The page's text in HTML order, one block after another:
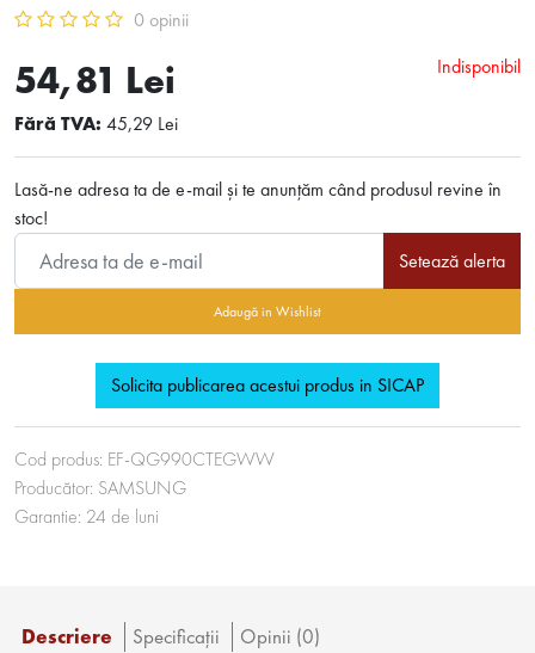
0 opinii
Indisponibil
54,81 Lei
Fără TVA: 45,29 Lei
Lasă-ne adresa ta de e-mail și te anunțăm când produsul revine în
stoc!
Setează alerta
Adaugă in Wishlist
Solicita publicarea acestui produs in SICAP
Cod produs: EF-QG990CTEGWW
Producător: SAMSUNG
Garantie: 24 de luni
Descriere Specificaţii Opinii (0)